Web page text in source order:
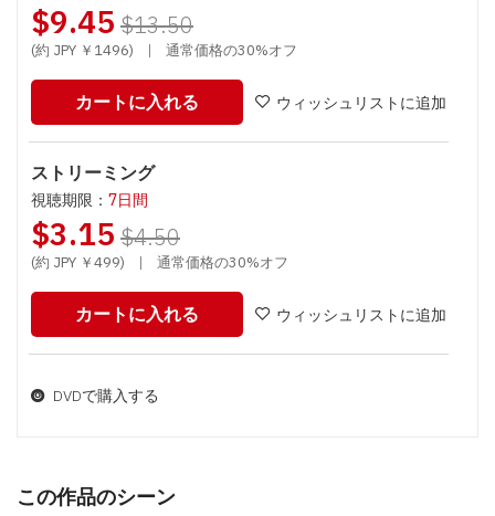
$9.45 $13.50
(約 JPY ￥1496) | 通常価格の30%オフ
カートに入れる ウィッシュリストに追加
ストリーミング
視聴期限： 7日間
$3.15 $4.50
(約 JPY ￥499) | 通常価格の30%オフ
カートに入れる ウィッシュリストに追加
DVDで購入する
この作品のシーン